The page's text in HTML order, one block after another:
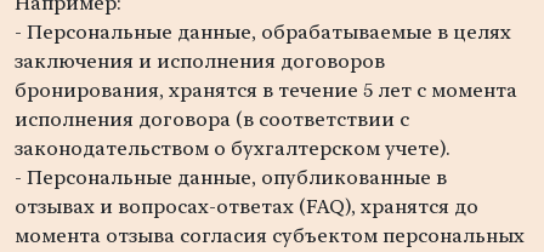
- Персональные данные, обрабатываемые в целях
заключения и исполнения договоров
бронирования, хранятся в течение 5 лет с момента
исполнения договора (в соответствии с
законодательством о бухгалтерском учете).
- Персональные данные, опубликованные в
отзывах и вопросах-ответах (FAQ), хранятся до
момента отзыва согласия субъектом персональных